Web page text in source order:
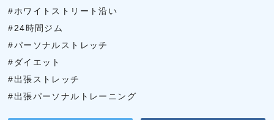
#ホワイトストリート沿い
#24時間ジム
#パーソナルストレッチ
#ダイエット
#出張ストレッチ
#出張パーソナルトレーニング